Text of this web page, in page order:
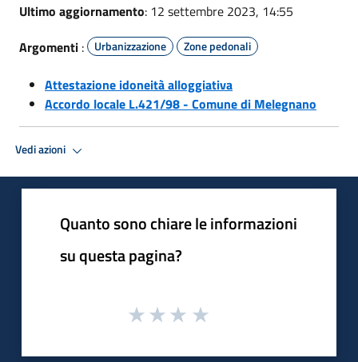
Ultimo aggiornamento: 12 settembre 2023, 14:55
Argomenti : Urbanizzazione Zone pedonali
Attestazione idoneità alloggiativa
Accordo locale L.421/98 - Comune di Melegnano
Vedi azioni
Quanto sono chiare le informazioni
su questa pagina?